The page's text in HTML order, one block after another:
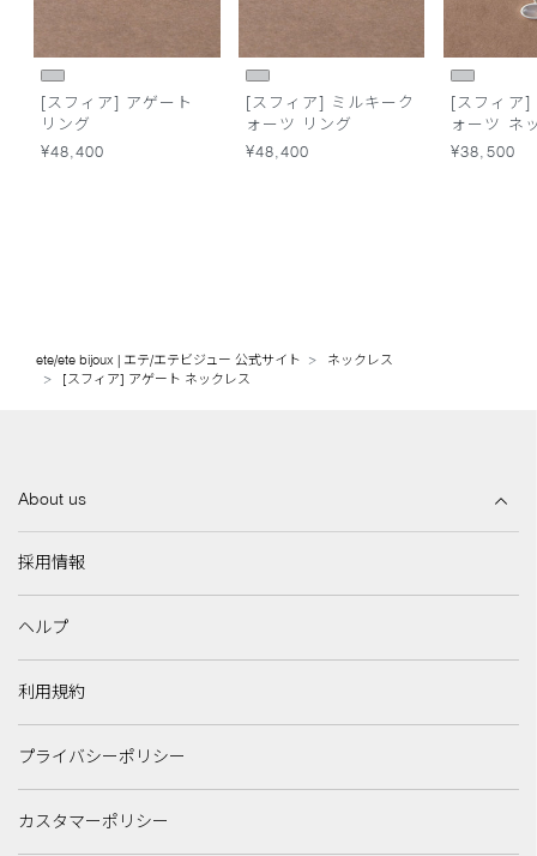
[スフィア] アゲート
リング
¥48,400
[スフィア] ミルキーク
ォーツ リング
¥48,400
[スフィア]
ォーツ ネ
¥38,500
ete/ete bijoux | エテ/エテビジュー 公式サイト
ネックレス
[スフィア] アゲート ネックレス
About us
採用情報
ヘルプ
利用規約
プライバシーポリシー
カスタマーポリシー